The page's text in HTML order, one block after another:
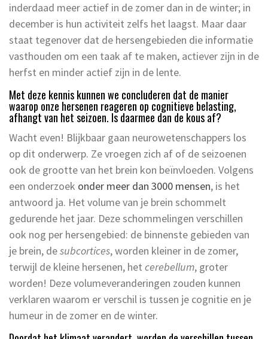
inderdaad meer actief in de zomer dan in de winter; in
december is hun activiteit zelfs het laagst. Maar daar
staat tegenover dat de hersengebieden die informatie
vasthouden om een taak af te maken, actiever zijn in de
herfst en minder actief zijn in de lente.
Met deze kennis kunnen we concluderen dat de manier
waarop onze hersenen reageren op cognitieve belasting,
afhangt van het seizoen. Is daarmee dan de kous af?
Wacht even! Blijkbaar gaan neurowetenschappers los
op dit onderwerp. Ze vroegen zich af of de seizoenen
ook de grootte van het brein kon beïnvloeden. Volgens
een onderzoek onder meer dan 3000 mensen, is het
antwoord ja. Het volume van je brein schommelt
gedurende het jaar. Deze schommelingen verschillen
ook nog per hersengebied: de binnenste gebieden van
je brein, desubcortices, worden kleiner in de zomer,
terwijl de kleine hersenen, het cerebellum, groter
worden! Deze volumeveranderingen zouden kunnen
verklaren waarom er verschil is tussen je cognitie en je
humeur in de zomer en de winter.